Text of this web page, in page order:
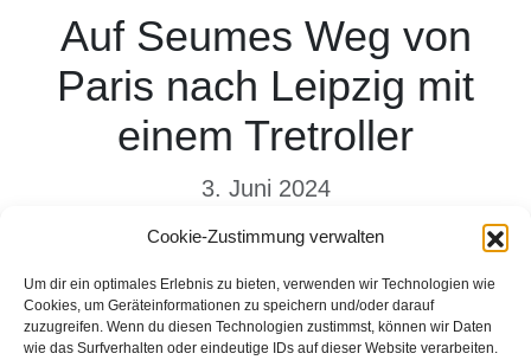
Cookie-Zustimmung verwalten
Um dir ein optimales Erlebnis zu bieten, verwenden wir Technologien wie
Cookies, um Geräteinformationen zu speichern und/oder darauf
zuzugreifen. Wenn du diesen Technologien zustimmst, können wir Daten
wie das Surfverhalten oder eindeutige IDs auf dieser Website verarbeiten.
Auf Seumes Weg von
Paris nach Leipzig mit
einem Tretroller
3. Juni 2024
Exakt 30 Tage habe ich gebraucht, um von
Paris nach Leipzig mit einem Tretroller zu
fahren. Diese Reise ist Teil meiner Arbeit zu
Johann Gottfried Seumes „Spaziergang nach